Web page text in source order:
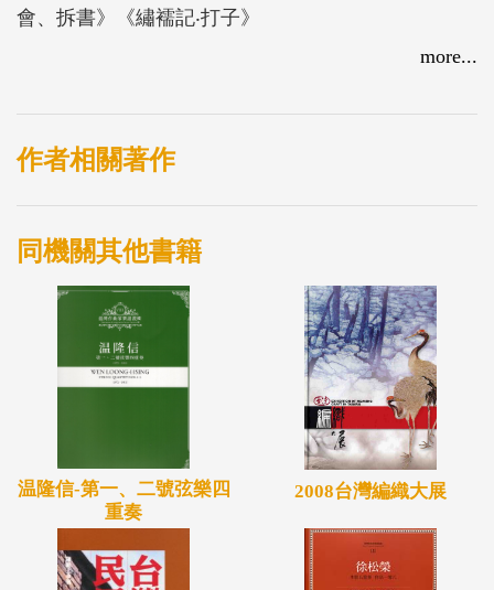
會、拆書》《繡襦記‧打子》
第2輯《長生殿‧聞鈴》《兒孫福‧勢僧》《蝴蝶夢‧說
第3輯《漁家樂‧藏舟》《荊釵記‧開眼‧上路》《鐵冠
圖‧刺虎》《千鍾祿‧搜山、打車》
more...
作者相關著作
同機關其他書籍
温隆信-第一、二號弦樂四
重奏
2008台灣編織大展